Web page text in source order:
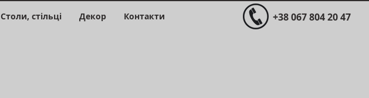
Столи, стільці Декор Контакти +38 067 804 20 47